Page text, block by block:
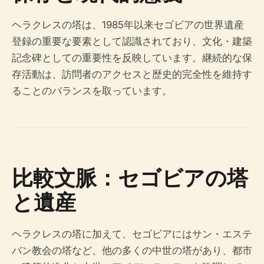
ヘラクレスの塔は、1985年以来セゴビアの世界遺産
登録の重要な要素として認識されており、文化・建築
記念碑としての重要性を反映しています。継続的な保
存活動は、訪問者のアクセスと歴史的完全性を維持す
ることのバランスを取っています。
比較文脈：セゴビアの塔
と遺産
ヘラクレスの塔に加えて、セゴビアにはサン・エステ
バン教会の塔など、他の多くの中世の塔があり、都市